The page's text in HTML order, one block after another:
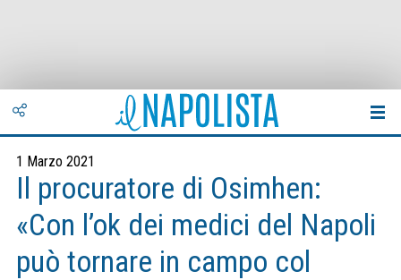
1 Marzo 2021
Il procuratore di Osimhen:
«Con l’ok dei medici del Napoli
può tornare in campo col